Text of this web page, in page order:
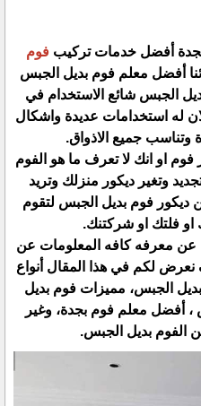
أفضل خدمات تركيب فوم
أفضل معلم فوم بديل الجبس
الجبس شائع الاستخدام في
له استخدامات عديدة واشكال
وتناسب جميع الاذواق.
او انك لا تعرف ما هو الفوم
وتغير ديكور منزلك وتريد
ديكور فوم بديل الجبس لتقوم
فلتك او شركتنك.
معرفه كافه المعلومات عن
لكم في هذا المقال أنواع
الجبس، مميزات فوم بديل
أفضل معلم فوم بجدة، وغير
الفوم بديل الجبس.